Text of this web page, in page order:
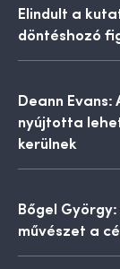
Elindult a
döntéshozó
Deann
nyújtotta
kerülnek
Bőgel
művészet a